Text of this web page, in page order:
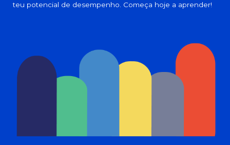
teu potencial de desempenho. Começa hoje a aprender!